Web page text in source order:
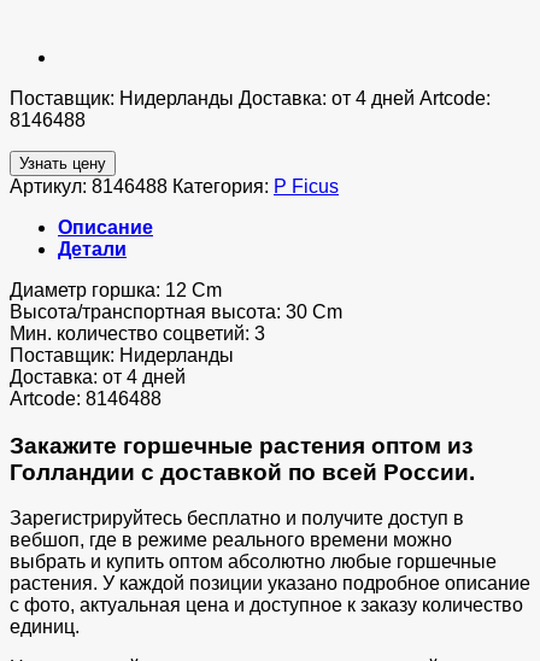
Поставщик: Нидерланды Доставка: от 4 дней Artcode:
8146488
Узнать цену
Артикул: 8146488 Категория: P Ficus
Описание
Детали
Диаметр горшка: 12 Cm
Высота/транспортная высота: 30 Cm
Мин. количество соцветий: 3
Поставщик: Нидерланды
Доставка: от 4 дней
Artcode: 8146488
Закажите горшечные растения оптом из
Голландии с доставкой по всей России.
Зарегистрируйтесь бесплатно и получите доступ в
вебшоп, где в режиме реального времени можно
выбрать и купить оптом абсолютно любые горшечные
растения. У каждой позиции указано подробное описание
с фото, актуальная цена и доступное к заказу количество
единиц.